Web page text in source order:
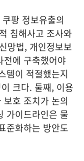
팡 정보유출의
침해사고 조사와
망법, 개인정보보
에 구축했어야
템이 적절했는지
크다. 둘째, 이용
호 조치가 논의
가이드라인은 물
준화하는 방안도